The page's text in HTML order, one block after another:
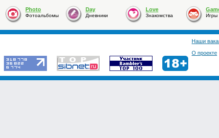
Photo
Фотоальбомы
Day
Дневники
Love
Знакомства Игры
Наши
О проекте